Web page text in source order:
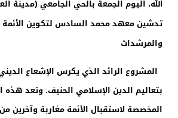
الله، اليوم الجمعة بالحي الجامعي (مدينة
تدشين معهد محمد السادس لتكوين الأئمة
والمرشدات
المشروع الرائد الذي يكرس الإشعاع
بتعاليم الدين الإسلامي الحنيف. وتعد
المخصصة لاستقبال الأئمة مغاربة وآخرين